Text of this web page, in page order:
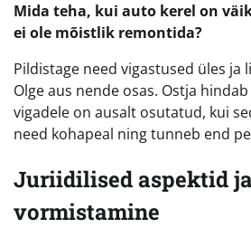
Mida teha, kui auto kerel on
ei ole mõistlik remontida?
Pildistage need vigastused üles ja
Olge aus nende osas. Ostja
vigadele on ausalt osutatud, kui
need kohapeal ning tunneb end
Juriidilised aspektid
vormistamine